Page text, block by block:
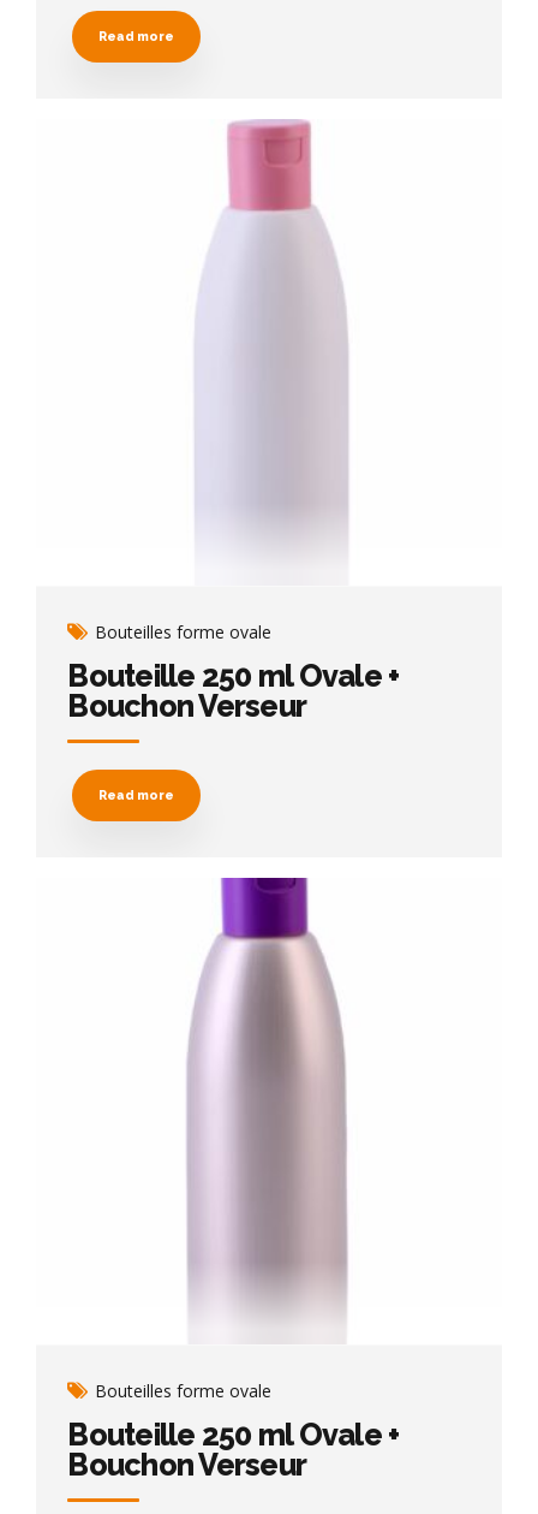
Read more
Bouteilles forme ovale
Bouteille 250 ml Ovale +
Bouchon Verseur
Read more
Bouteilles forme ovale
Bouteille 250 ml Ovale +
Bouchon Verseur